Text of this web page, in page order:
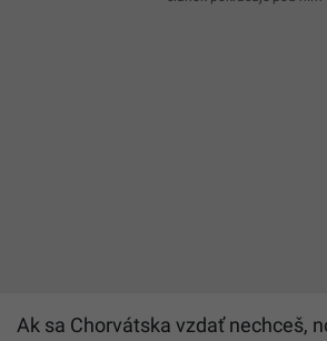
Ak sa Chorvátska vzdať nechceš,